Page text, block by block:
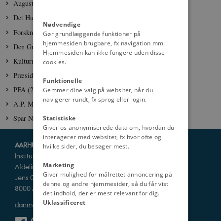
Augustinus Fonden (2007)
Det Humanistiske Fakultet, Aarhus Universitet
Forskningsrådet for Kultur og Kommunikation (2010)
Den Grønlandske Fond (2017)
Kulturministeriets UMTS-midler (2015)
Præsidiet for Reformationsjubilæet (2016)
PFA (2017, 2018)
A.P. Møller Fonden (2016-2022)
Spar Nord Fonden (2017-2019)
AARHUS UNIVERSITET
Institut for Kultur og Samfund
Afdeling for Historie og Klassiske Studier
Jens Chr. Skous Vej 5
8000 Aarhus C
danmarkshistorien@cas.au.dk
Nødvendige
Gør grundlæggende funktioner på
hjemmesiden brugbare, fx navigation mm.
Hjemmesiden kan ikke fungere uden disse
cookies.
Funktionelle
Gemmer dine valg på websitet, når du
navigerer rundt, fx sprog eller login.
Statistiske
Giver os anonymiserede data om, hvordan du
interagerer med websitet, fx hvor ofte og
hvilke sider, du besøger mest.
Marketing
Giver mulighed for målrettet annoncering på
denne og andre hjemmesider, så du får vist
det indhold, der er mest relevant for dig.
Uklassificeret